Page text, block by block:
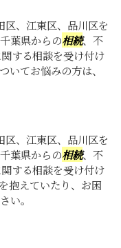
、江東区、品川区を
葉県からの相続、不
する相談を受け付け
いてお悩みの方は、
、江東区、品川区を
葉県からの相続、不
する相談を受け付け
抱えていたり、お困
い。